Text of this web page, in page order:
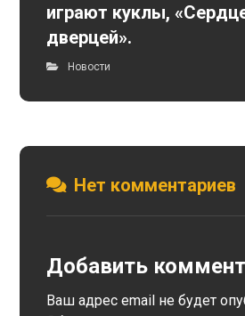
играют куклы,
дверцей».
Новости
Нет комментариев
Добавить
Ваш адрес email не будет